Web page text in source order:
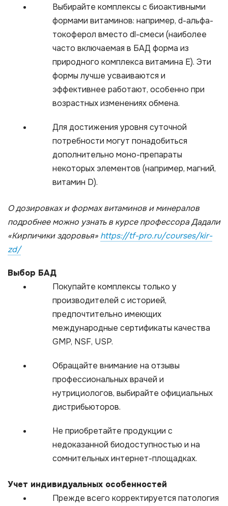
Выбирайте комплексы с биоактивными
формами витаминов: например, d-альфа-
токоферол вместо dl-смеси (наиболее
часто включаемая в БАД форма из
природного комплекса витамина Е). Эти
формы лучше усваиваются и
эффективнее работают, особенно при
возрастных изменениях обмена.
Для достижения уровня суточной
потребности могут понадобиться
дополнительно моно-препараты
некоторых элементов (например, магний,
витамин D).
О дозировках и формах витаминов и минералов
подробнее можно узнать в курсе профессора Дадали
«Кирпичики здоровья» https://tf-pro.ru/courses/kir-
zd/
Выбор БАД
Покупайте комплексы только у
производителей с историей,
предпочтительно имеющих
международные сертификаты качества
GMP, NSF, USP.​
Обращайте внимание на отзывы
профессиональных врачей и
нутрициологов, выбирайте официальных
дистрибьюторов.
Не приобретайте продукции с
недоказанной биодоступностью и на
сомнительных интернет-площадках.
Учет индивидуальных особенностей
Прежде всего корректируется патология